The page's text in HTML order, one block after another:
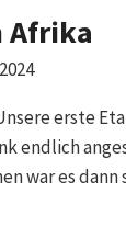
Afrika
erste
endlich
war es